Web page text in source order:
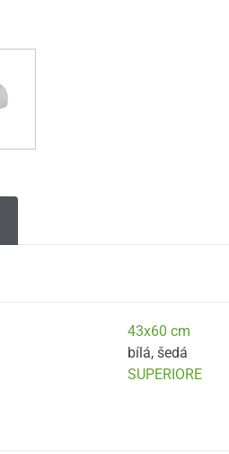
43x60 cm
bílá, šedá
SUPERIORE